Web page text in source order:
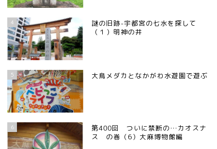
4
謎の旧跡-宇都宮の七水を探して
（１）明神の井
5 大鳥メダカとなかがわ水遊園で遊ぶ
6
第400回 ついに禁断の…カオスナ
ス の巻（6）大麻博物館編